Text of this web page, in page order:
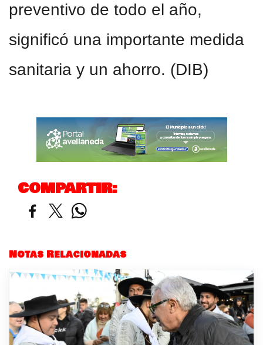
preventivo de todo el año,
significó una importante medida
sanitaria y un ahorro. (DIB)
COMPARTIR:
Notas Relacionadas